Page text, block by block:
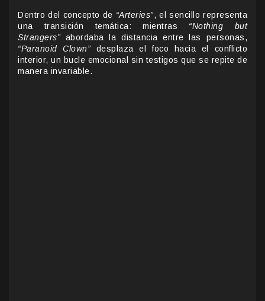
Dentro del concepto de “Arteries”, el sencillo representa
una transición temática: mientras “Nothing but
Strangers” abordaba la distancia entre las personas,
“Paranoid Clown” desplaza el foco hacia el conflicto
interior, un bucle emocional sin testigos que se repite de
manera invariable.